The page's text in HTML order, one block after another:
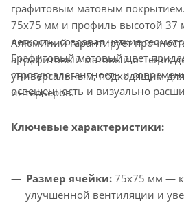
графитовым матовым
75x75 мм и профиль высотой 37
лёгкость, создавая чёткие
Графитовый матовый цвет
строгую элегантность и
освещенность и визуально
Алюминий гарантирует
а графитовый матовый оттенок
универсальным, подходящим
интерьеров.
Ключевые характеристики:
Размер ячейки: 75x75 мм —
улучшенной вентиляции и